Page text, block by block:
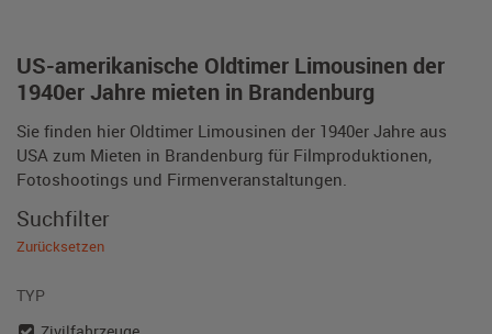
US-amerikanische Oldtimer Limousinen der
1940er Jahre mieten in Brandenburg
Sie finden hier Oldtimer Limousinen der 1940er Jahre aus
USA zum Mieten in Brandenburg für Filmproduktionen,
Fotoshootings und Firmenveranstaltungen.
Suchfilter
Zurücksetzen
TYP